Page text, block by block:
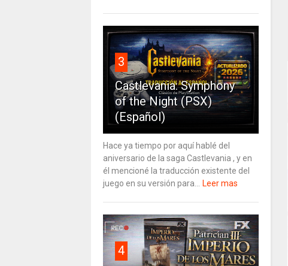
3
Castlevania: Symphony
of the Night (PSX)
(Español)
Hace ya tiempo por aquí hablé del
aniversario de la saga Castlevania , y en
él mencioné la traducción existente del
juego en su versión para...
Leer mas
4